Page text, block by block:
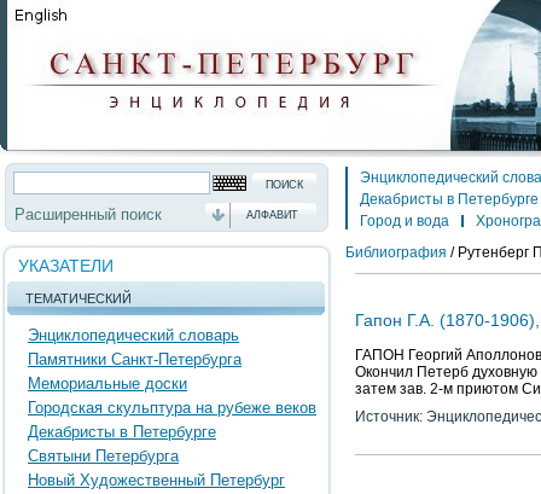
Расширенный поиск АЛФАВИТ
УКАЗАТЕЛИ
ТЕМАТИЧЕСКИЙ
Энциклопедический словарь
Памятники Санкт-Петербурга
Мемориальные доски
Городская скульптура на рубеже веков
Декабристы в Петербурге
Святыни Петербурга
Новый Художественный Петербург
Энциклопедический
Декабристы в Петербурге
Город и вода
Библиография / Рутенберг
Гапон Г.А. (1870-
ГАПОН Георгий
Окончил Петерб
затем зав. 2-м приютом
Источник: